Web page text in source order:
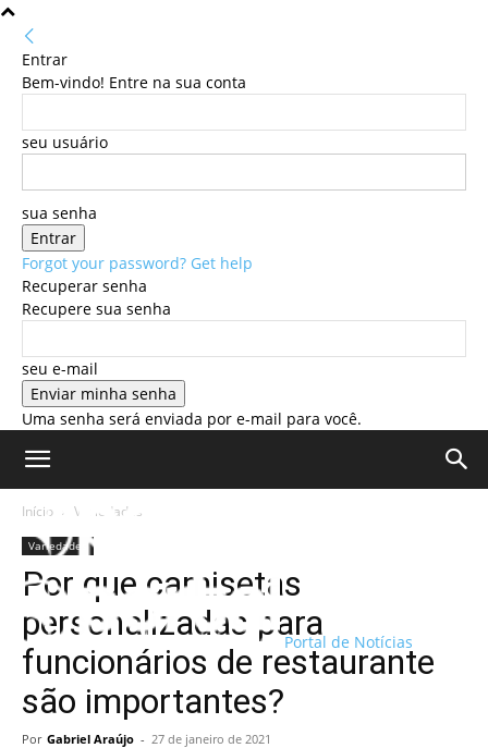
Entrar
Bem-vindo! Entre na sua conta
seu usuário
sua senha
Forgot your password? Get help
Recuperar senha
Recupere sua senha
seu e-mail
Uma senha será enviada por e-mail para você.
Portal de Notícias
Início Variedades
Variedades
Por que camisetas
personalizadas para
funcionários de restaurante
são importantes?
Por Gabriel Araújo - 27 de janeiro de 2021